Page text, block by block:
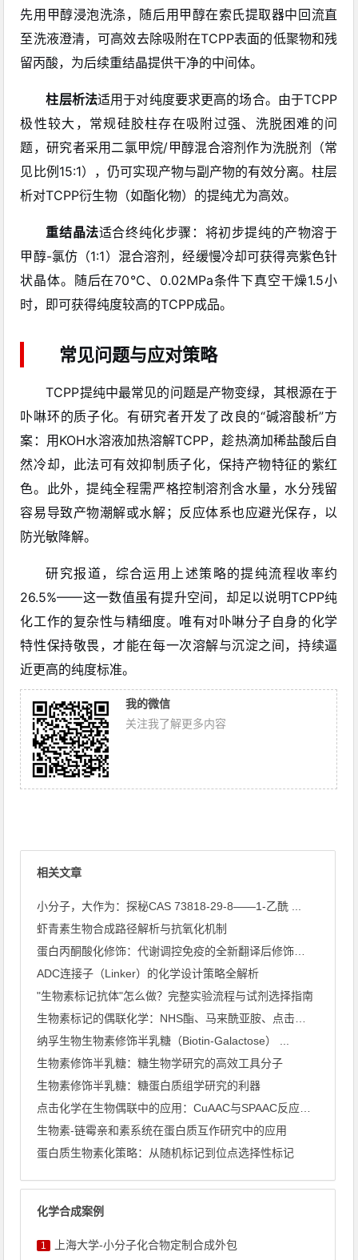
先用甲醇浸泡洗涤，随后用甲醇在索氏提取器中回流直
至洗液澄清，可高效去除吸附在TCPP表面的低聚物和残
留丙酸，为后续重结晶提供干净的中间体。
柱层析法适用于对纯度要求更高的场合。由于TCPP
极性较大，常规硅胶柱存在吸附过强、洗脱困难的问
题，研究者采用二氯甲烷/甲醇混合溶剂作为洗脱剂（常
见比例15:1），仍可实现产物与副产物的有效分离。柱层
析对TCPP衍生物（如酯化物）的提纯尤为高效。
重结晶法适合终纯化步骤：将初步提纯的产物溶于
甲醇-氯仿（1:1）混合溶剂，经缓慢冷却可获得亮紫色针
状晶体。随后在70℃、0.02MPa条件下真空干燥1.5小
时，即可获得纯度较高的TCPP成品。
常见问题与应对策略
TCPP提纯中最常见的问题是产物变绿，其根源在于
卟啉环的质子化。有研究者开发了改良的“碱溶酸析”方
案：用KOH水溶液加热溶解TCPP，趁热滴加稀盐酸后自
然冷却，此法可有效抑制质子化，保持产物特征的紫红
色。此外，提纯全程需严格控制溶剂含水量，水分残留
容易导致产物潮解或水解；反应体系也应避光保存，以
防光敏降解。
研究报道，综合运用上述策略的提纯流程收率约
26.5%——这一数值虽有提升空间，却足以说明TCPP纯
化工作的复杂性与精细度。唯有对卟啉分子自身的化学
特性保持敬畏，才能在每一次溶解与沉淀之间，持续逼
近更高的纯度标准。
我的微信
关注我了解更多内容
相关文章
小分子，大作为：探秘CAS 73818-29-8——1-乙酰 ...
虾青素生物合成路径解析与抗氧化机制
蛋白丙酮酸化修饰：代谢调控免疫的全新翻译后修饰类型
ADC连接子（Linker）的化学设计策略全解析
"生物素标记抗体"怎么做？完整实验流程与试剂选择指南
生物素标记的偶联化学：NHS酯、马来酰亚胺、点击化学怎么选
纳孚生物生物素修饰半乳糖（Biotin-Galactose） ...
生物素修饰半乳糖：糖生物学研究的高效工具分子
生物素修饰半乳糖：糖蛋白质组学研究的利器
点击化学在生物偶联中的应用：CuAAC与SPAAC反应机理深 ...
生物素-链霉亲和素系统在蛋白质互作研究中的应用
蛋白质生物素化策略：从随机标记到位点选择性标记
化学合成案例
1 上海大学-小分子化合物定制合成外包